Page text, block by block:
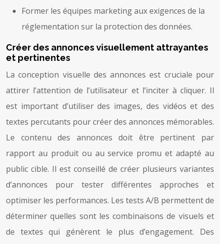
Former les équipes marketing aux exigences de la
réglementation sur la protection des données.
Créer des annonces visuellement attrayantes
et pertinentes
La conception visuelle des annonces est cruciale pour
attirer l’attention de l’utilisateur et l’inciter à cliquer. Il
est important d’utiliser des images, des vidéos et des
textes percutants pour créer des annonces mémorables.
Le contenu des annonces doit être pertinent par
rapport au produit ou au service promu et adapté au
public cible. Il est conseillé de créer plusieurs variantes
d’annonces pour tester différentes approches et
optimiser les performances. Les tests A/B permettent de
déterminer quelles sont les combinaisons de visuels et
de textes qui génèrent le plus d’engagement. Des